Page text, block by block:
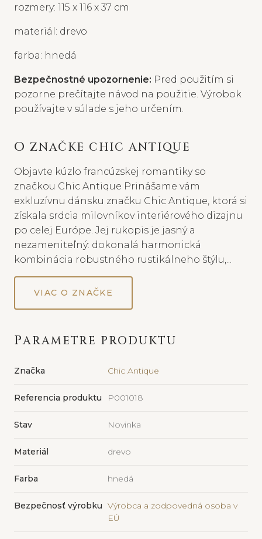
rozmery: 115 x 116 x 37 cm
materiál: drevo
farba: hnedá
Bezpečnostné upozornenie: Pred použitím si
pozorne prečítajte návod na použitie. Výrobok
používajte v súlade s jeho určením.
O ZNAČKE CHIC ANTIQUE
Objavte kúzlo francúzskej romantiky so
značkou Chic Antique Prinášame vám
exkluzívnu dánsku značku Chic Antique, ktorá si
získala srdcia milovníkov interiérového dizajnu
po celej Európe. Jej rukopis je jasný a
nezameniteľný: dokonalá harmonická
kombinácia robustného rustikálneho štýlu,...
VIAC O ZNAČKE
PARAMETRE PRODUKTU
Značka Chic Antique
Referencia produktu P001018
Stav Novinka
Materiál drevo
Farba hnedá
Bezpečnosť výrobku Výrobca a zodpovedná osoba v
EÚ